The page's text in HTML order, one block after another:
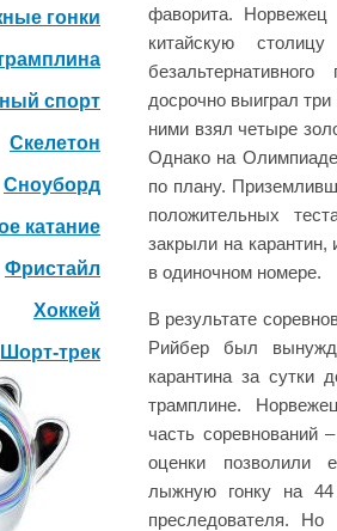
гонки
спорт
Скелетон
Сноуборд
катание
Фристайл
Хоккей
Шорт-трек
фаворита.
китайскую
досрочно выиграл
ними взял четыре
Однако на
по плану.
положительных
закрыли на
в одиночном номере.
В результате
Рийбер был
карантина за сутки
трамплине.
часть соревнований
оценки позволили
лыжную гонку на
преследователя.